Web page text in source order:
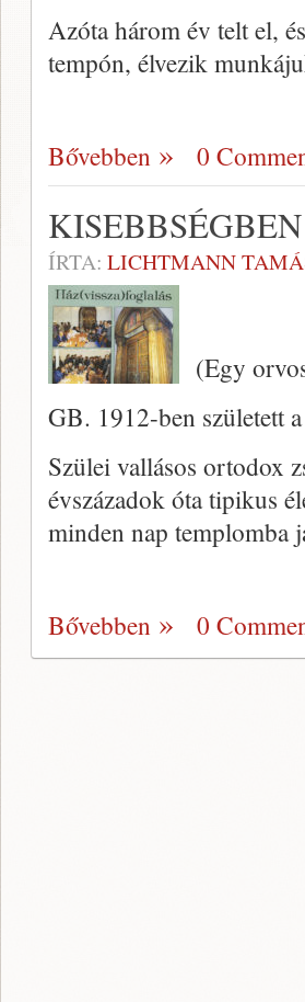
Azóta három év telt el,
tempón, élvezik
Bővebben 0
KISEBBSÉGBEN
ÍRTA: LICHTMANN
(Egy
GB. 1912-ben született
Szülei vallásos ortodox
évszázadok óta tipikus
minden nap templomba
Bővebben 0